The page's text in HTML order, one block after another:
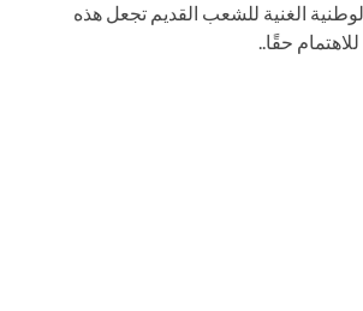
الغنية للشعب القديم تجعل هذه
حقًا..